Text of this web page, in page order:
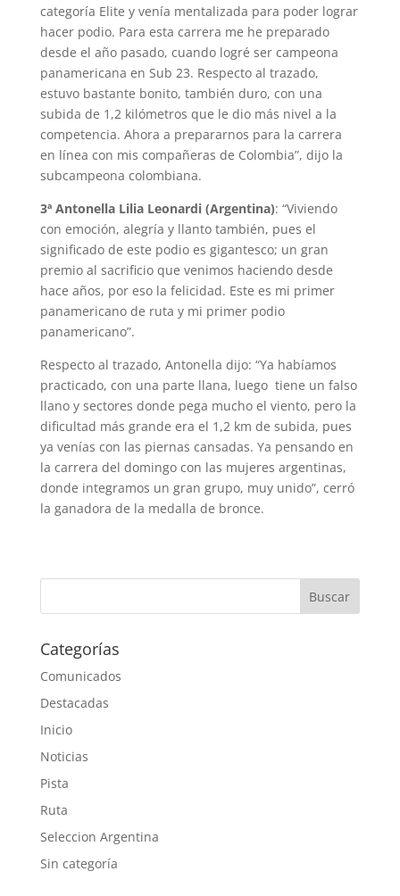
categoría Elite y venía mentalizada para poder lograr
hacer podio. Para esta carrera me he preparado
desde el año pasado, cuando logré ser campeona
panamericana en Sub 23. Respecto al trazado,
estuvo bastante bonito, también duro, con una
subida de 1,2 kilómetros que le dio más nivel a la
competencia. Ahora a prepararnos para la carrera
en línea con mis compañeras de Colombia”, dijo la
subcampeona colombiana.
3ª Antonella Lilia Leonardi (Argentina): “Viviendo
con emoción, alegría y llanto también, pues el
significado de este podio es gigantesco; un gran
premio al sacrificio que venimos haciendo desde
hace años, por eso la felicidad. Este es mi primer
panamericano de ruta y mi primer podio
panamericano”.
Respecto al trazado, Antonella dijo: “Ya habíamos
practicado, con una parte llana, luego tiene un falso
llano y sectores donde pega mucho el viento, pero la
dificultad más grande era el 1,2 km de subida, pues
ya venías con las piernas cansadas. Ya pensando en
la carrera del domingo con las mujeres argentinas,
donde integramos un gran grupo, muy unido”, cerró
la ganadora de la medalla de bronce.
Categorías
Comunicados
Destacadas
Inicio
Noticias
Pista
Ruta
Seleccion Argentina
Sin categoría